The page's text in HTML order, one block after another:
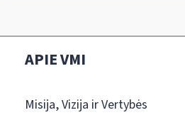
APIE VMI
Misija, Vizija ir Vertybės